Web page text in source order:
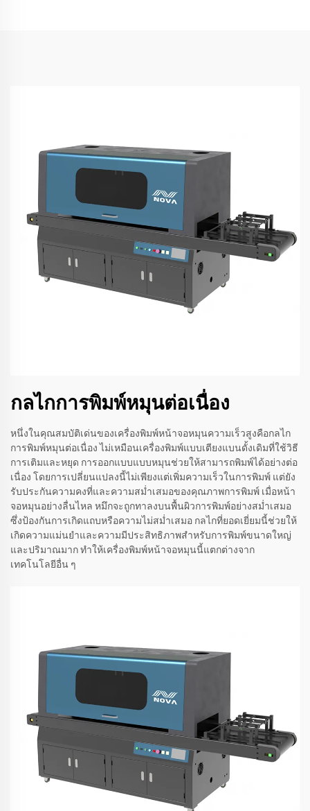
กลไกการพิมพ์หมุนต่อเนื่อง
หนึ่งในคุณสมบัติเด่นของเครื่องพิมพ์หน้าจอหมุนความเร็วสูงคือกลไก
การพิมพ์หมุนต่อเนื่อง ไม่เหมือนเครื่องพิมพ์แบบเตียงแบนดั้งเดิมที่ใช้วิธี
การเติมและหยุด การออกแบบแบบหมุนช่วยให้สามารถพิมพ์ได้อย่างต่อ
เนื่อง โดยการเปลี่ยนแปลงนี้ไม่เพียงแต่เพิ่มความเร็วในการพิมพ์ แต่ยัง
รับประกันความคงที่และความสม่ำเสมอของคุณภาพการพิมพ์ เมื่อหน้า
จอหมุนอย่างลื่นไหล หมึกจะถูกทาลงบนพื้นผิวการพิมพ์อย่างสม่ำเสมอ
ซึ่งป้องกันการเกิดแถบหรือความไม่สม่ำเสมอ กลไกที่ยอดเยี่ยมนี้ช่วยให้
เกิดความแม่นยำและความมีประสิทธิภาพสำหรับการพิมพ์ขนาดใหญ่
และปริมาณมาก ทำให้เครื่องพิมพ์หน้าจอหมุนนี้แตกต่างจาก
เทคโนโลยีอื่น ๆ